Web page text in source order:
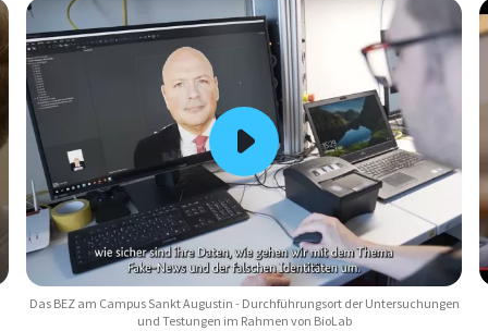
Das BEZ am Campus Sankt Augustin - Durchführungsort der Untersuchungen
und Testungen im Rahmen von BioLab